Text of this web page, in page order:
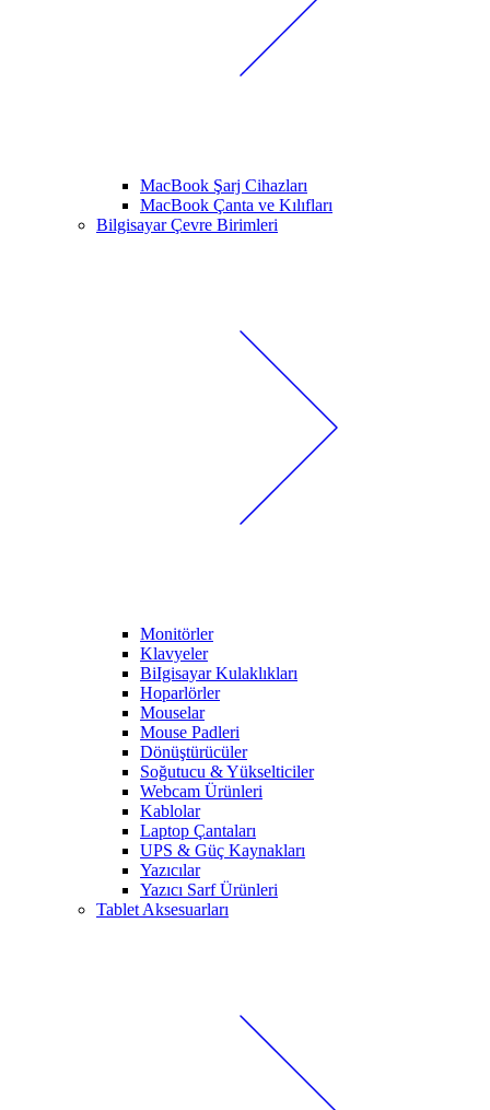
MacBook Şarj Cihazları
MacBook Çanta ve Kılıfları
Bilgisayar Çevre Birimleri
Monitörler
Klavyeler
BiIgisayar Kulaklıkları
Hoparlörler
Mouselar
Mouse Padleri
Dönüştürücüler
Soğutucu & Yükselticiler
Webcam Ürünleri
Kablolar
Laptop Çantaları
UPS & Güç Kaynakları
Yazıcılar
Yazıcı Sarf Ürünleri
Tablet Aksesuarları